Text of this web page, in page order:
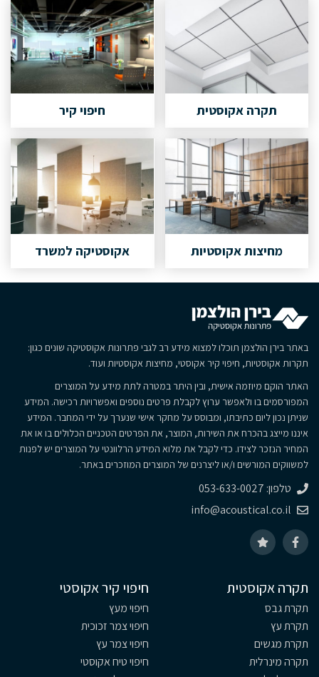
תקרה אקוסטית חיפוי קיר
מחיצות אקוסטיות אקוסטיקה למשרד
באתר בירן הולצמן תוכלו למצוא מידע רב לגבי פתרונות אקוסטיקה שונים כגון:
תקרות אקוסטיות, חיפוי קיר אקוסטי, מחיצות אקוסטיות ועוד.
האתר הוקם מיוזמה אישית, ובין היתר במטרה לתת מידע על המוצרים
המפורסמים בו ולאפשר ערוץ לקבלת פרטים נוספים ואפשרויות רכישה. המידע
שניתן נכון ליום כתיבתו, ומבוסס על מחקר אישי שנערך על ידי המחבר. המידע
איננו מייצג בהכרח את השירות, המוצר, את הפרטים הטכניים הכלולים בו או את
המחיר הנזכר לצידו. כדי לקבל את מלוא המידע הרלוונטי על המוצרים יש לפנות
למשווקים המורשים ו/או ליצרנים של המוצרים המוזכרים באתר.
טלפון: 053-633-0027
info@acoustical.co.il
תקרה אקוסטית
תקרת גבס
תקרת עץ
תקרת מגשים
תקרה מינרלית
חיפוי קיר אקוסטי
חיפוי מעץ
חיפוי צמר זכוכית
חיפוי צמר עץ
חיפוי טיח אקוסטי